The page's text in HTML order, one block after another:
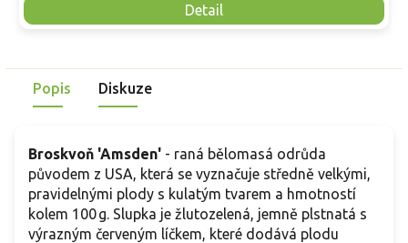
Detail
Popis Diskuze
Broskvoň 'Amsden' - raná bělomasá odrůda
původem z USA, která se vyznačuje středně velkými,
pravidelnými plody s kulatým tvarem a hmotností
kolem 100 g. Slupka je žlutozelená, jemně plstnatá s
výrazným červeným líčkem, které dodává plodu